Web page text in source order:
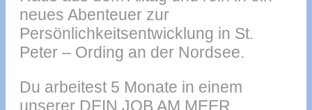
neues Abenteuer zur
Persönlichkeitsentwicklung in St.
Peter – Ording an der Nordsee.
Du arbeitest 5 Monate in einem
unserer DEIN JOB AM MEER